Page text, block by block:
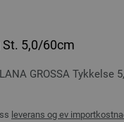
5,0/60cm
GROSSA Tykkelse
leverans og ev